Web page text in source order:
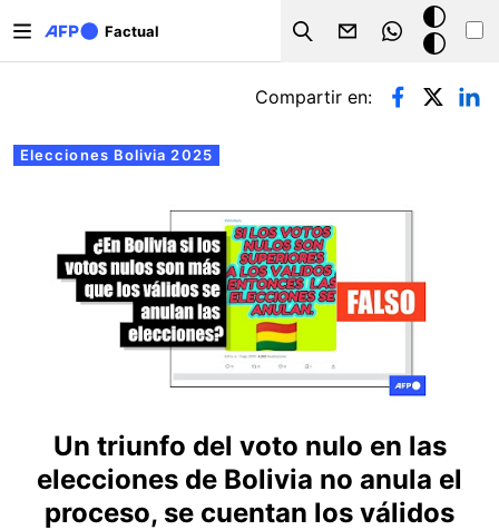
Factual
Search
Modo
oscuro
Solapas principales
Elecciones Bolivia 2025
Compartir en:
Un triunfo del voto nulo en las
elecciones de Bolivia no anula el
proceso, se cuentan los válidos